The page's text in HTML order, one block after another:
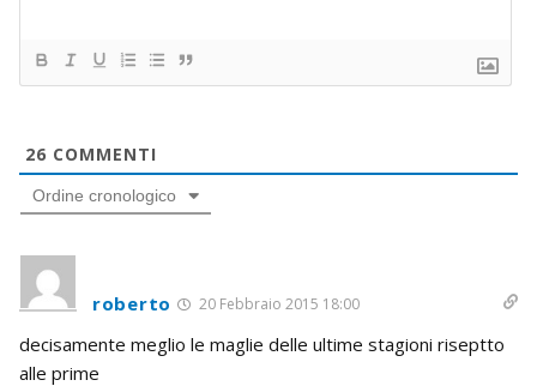
26 COMMENTI
Ordine cronologico
roberto 20 Febbraio 2015 18:00
decisamente meglio le maglie delle ultime stagioni riseptto
alle prime